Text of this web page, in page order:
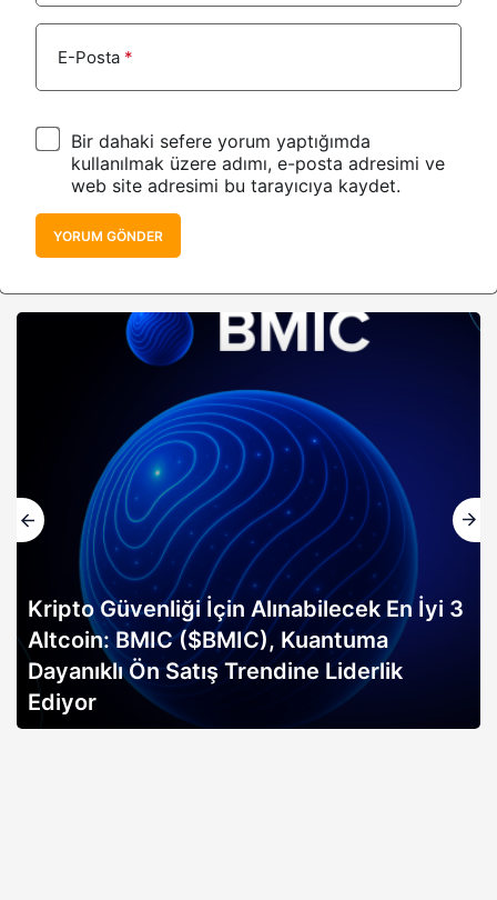
E-Posta *
Bir dahaki sefere yorum yaptığımda
kullanılmak üzere adımı, e-posta adresimi ve
web site adresimi bu tarayıcıya kaydet.
YORUM GÖNDER
Kripto Güvenliği İçin Alınabilecek En İyi 3
Altcoin: BMIC ($BMIC), Kuantuma
Dayanıklı Ön Satış Trendine Liderlik
Ediyor